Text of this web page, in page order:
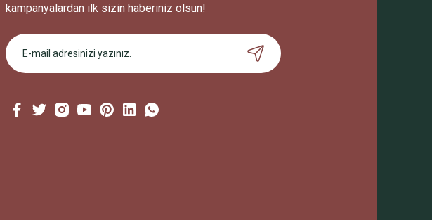
kampanyalardan ilk sizin haberiniz olsun!